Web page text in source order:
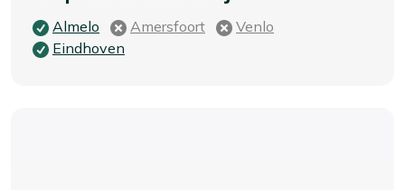
Almelo Amersfoort
Venlo
Eindhoven